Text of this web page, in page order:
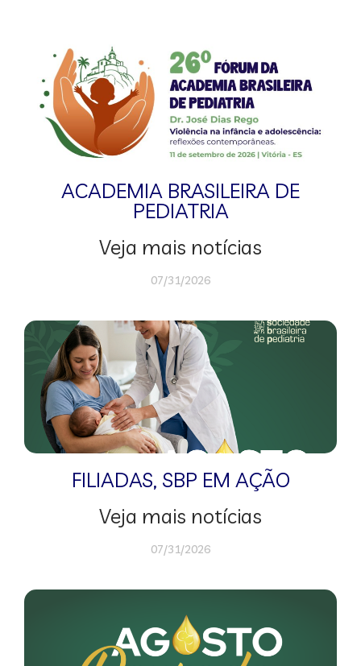
ACADEMIA BRASILEIRA DE
PEDIATRIA
Veja mais notícias
07/31/2026
FILIADAS, SBP EM AÇÃO
Veja mais notícias
07/31/2026